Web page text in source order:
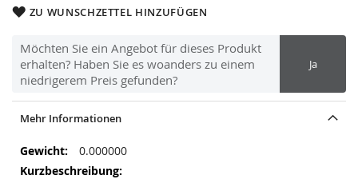
ZU WUNSCHZETTEL HINZUFÜGEN
Möchten Sie ein Angebot für dieses Produkt
erhalten? Haben Sie es woanders zu einem
niedrigerem Preis gefunden?
Ja
Mehr Informationen
Mehr
Informationen
0.000000